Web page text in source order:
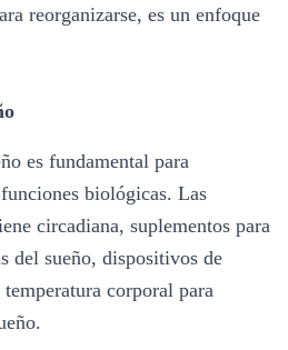
reorganizarse, es un enfoque
es fundamental para
biológicas. Las
circadiana, suplementos para
del sueño, dispositivos de
corporal para